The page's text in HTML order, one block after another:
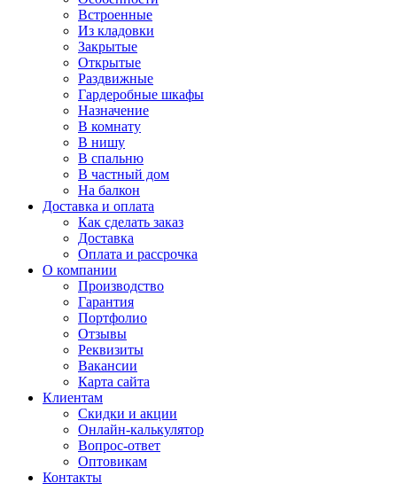
Встроенные
Из кладовки
Закрытые
Открытые
Раздвижные
Гардеробные шкафы
Назначение
В комнату
В нишу
В спальню
В частный дом
На балкон
Доставка и оплата
Как сделать заказ
Доставка
Оплата и рассрочка
О компании
Производство
Гарантия
Портфолио
Отзывы
Реквизиты
Вакансии
Карта сайта
Клиентам
Скидки и акции
Онлайн-калькулятор
Вопрос-ответ
Оптовикам
Контакты